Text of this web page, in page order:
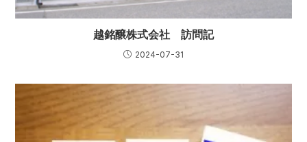
越銘醸株式会社 訪問記
2024-07-31